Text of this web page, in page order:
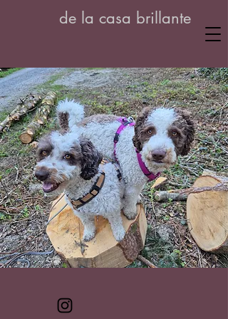
de la casa brillante